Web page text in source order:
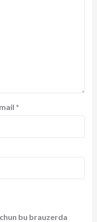
*
bu brauzerda